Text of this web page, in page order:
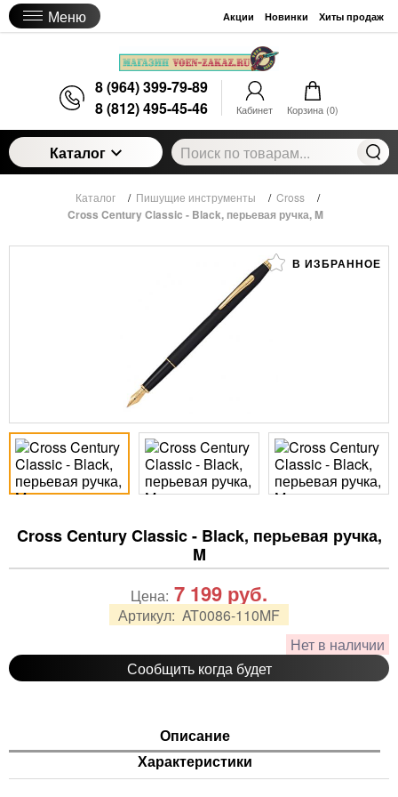
Меню Акции Новинки Хиты продаж
8 (964) 399-79-89
8 (812) 495-45-46
Кабинет Корзина (0)
Каталог
Каталог / Пишущие инструменты / Cross /
Cross Century Classic - Black, перьевая ручка, M
В ИЗБРАННОЕ
Cross Century Classic - Black, перьевая ручка,
M
Артикул: AT0086-110MF
Нет в наличии
Сообщить когда будет
Цена: 7 199 руб.
Описание
Характеристики